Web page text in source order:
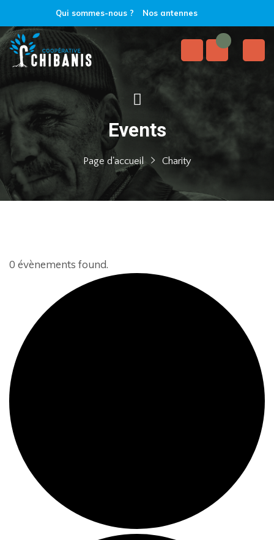
Qui sommes-nous ? Nos antennes
Events
Page d'accueil Charity
0 évènements found.